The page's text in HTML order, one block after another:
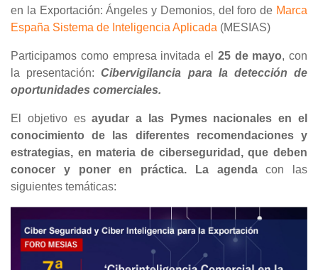
en la Exportación: Ángeles y Demonios, del foro de Marca
España Sistema de Inteligencia Aplicada (MESIAS)
Participamos como empresa invitada el 25 de mayo, con
la presentación:Cibervigilancia para la detección de
oportunidades comerciales.
El objetivo esayudar a las Pymes nacionales en el
conocimiento de las diferentes recomendaciones y
estrategias, en materia de ciberseguridad, que deben
conocer y poner en práctica. La
agendacon las
siguientes temáticas: